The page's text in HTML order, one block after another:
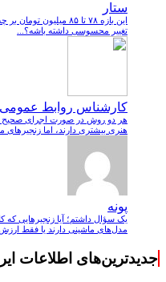
ستار
این بازه ۷۸ تا ۸۵
تغییر محسوسی داشته باشه؟...
کارشناس روابط عمومی
هر دو روش در صورت اجرای صحیح
هنری بیشتری دارند، اما زنجیرهای
پونه
یک سؤال داشتم؛ آیا زنجیرهایی
مدل‌های ماشینی دارند یا فقط
جدیدترین‌های اطلاعات